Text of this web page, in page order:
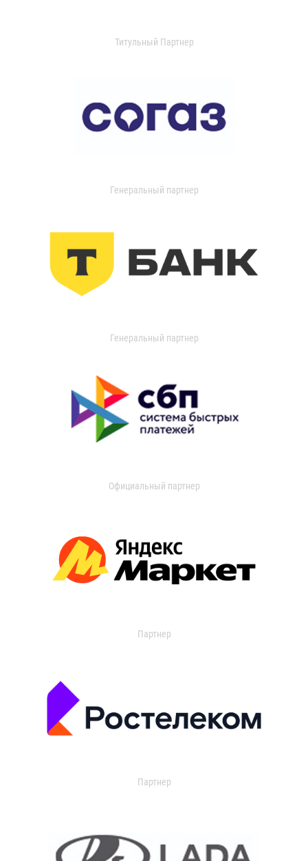
Титульный Партнер
Генеральный партнер
Генеральный партнер
Официальный партнер
Партнер
Партнер